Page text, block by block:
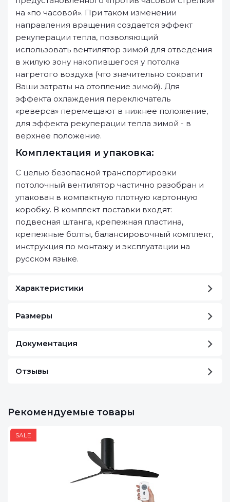
на «по часовой». При таком изменении
направления вращения создается эффект
рекуперации тепла, позволяющий
использовать вентилятор зимой для отведения
в жилую зону накопившегося у потолка
нагретого воздуха (что значительно сократит
Ваши затраты на отопление зимой). Для
эффекта охлаждения переключатель
«реверса» перемещают в нижнее положение,
для эффекта рекуперации тепла зимой - в
верхнее положение.
Комплектация и упаковка:
С целью безопасной транспортировки
потолочный вентилятор частично разобран и
упакован в компактную плотную картонную
коробку. В комплект поставки входят:
подвесная штанга, крепежная пластина,
крепежные болты, балансировочный комплект,
инструкция по монтажу и эксплуатации на
русском языке.
Характеристики
Размеры
Документация
Отзывы
Рекомендуемые товары
SALE